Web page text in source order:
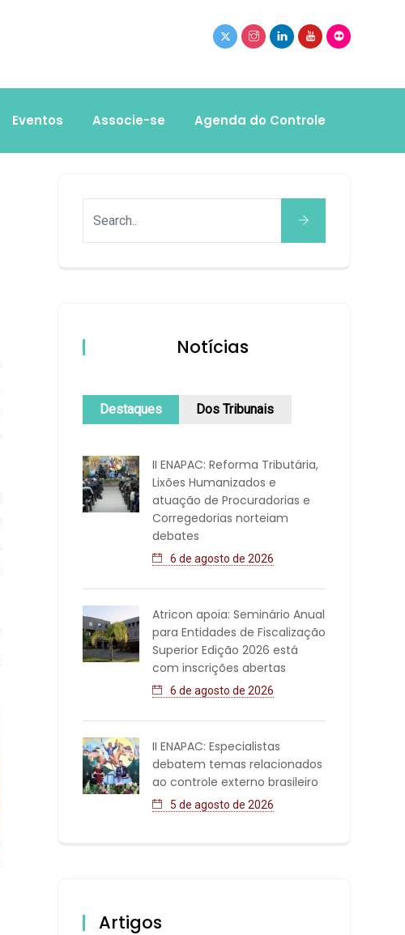
Eventos Associe-se Agenda do Controle
Notícias
Destaques Dos Tribunais
II ENAPAC: Reforma Tributária,
Lixões Humanizados e
atuação de Procuradorias e
Corregedorias norteiam
debates
6 de agosto de 2026
Atricon apoia: Seminário Anual
para Entidades de Fiscalização
Superior Edição 2026 está
com inscrições abertas
6 de agosto de 2026
II ENAPAC: Especialistas
debatem temas relacionados
ao controle externo brasileiro
5 de agosto de 2026
Artigos